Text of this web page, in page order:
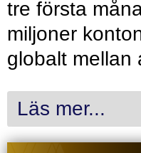
tre första
miljoner
globalt mellan
Läs mer...